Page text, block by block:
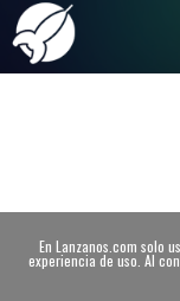
En Lanzanos.com solo
experiencia de uso. Al